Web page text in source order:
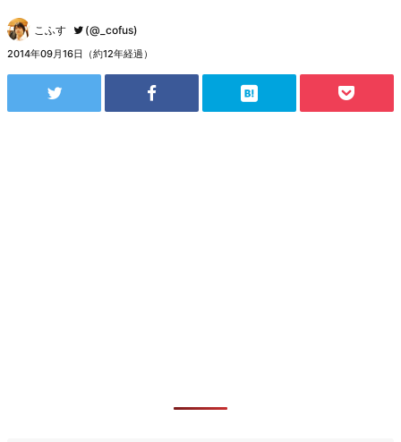
こふす (@_cofus)
2014年09月16日（約12年経過）